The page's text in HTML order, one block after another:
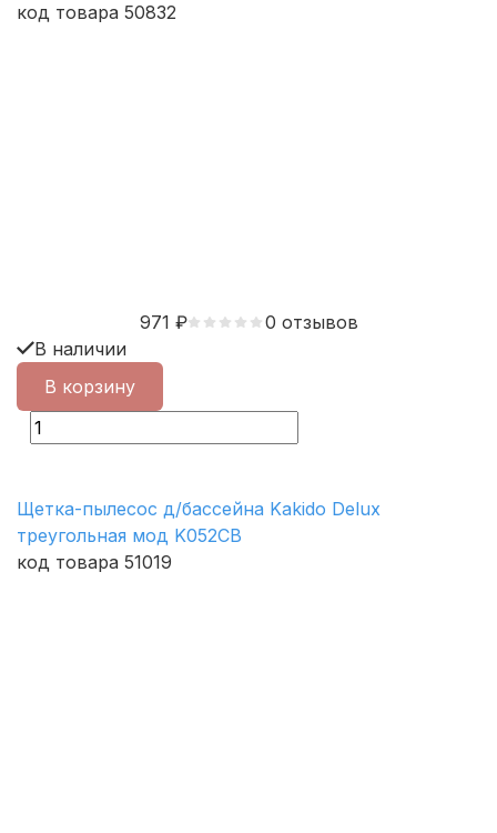
код товара 50832
971 ₽
0 отзывов
В наличии
В корзину
Щетка-пылесос д/бассейна Kakido Delux
треугольная мод K052СВ
код товара 51019